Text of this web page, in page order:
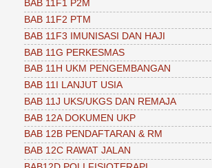
BAB 11F1 P2M
BAB 11F2 PTM
BAB 11F3 IMUNISASI DAN HAJI
BAB 11G PERKESMAS
BAB 11H UKM PENGEMBANGAN
BAB 11I LANJUT USIA
BAB 11J UKS/UKGS DAN REMAJA
BAB 12A DOKUMEN UKP
BAB 12B PENDAFTARAN & RM
BAB 12C RAWAT JALAN